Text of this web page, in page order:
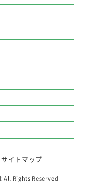
サイトマップ
All Rights Reserved